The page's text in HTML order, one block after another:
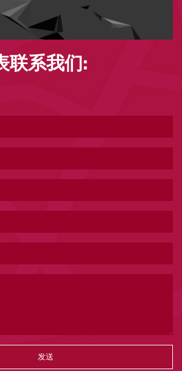
联系我们: